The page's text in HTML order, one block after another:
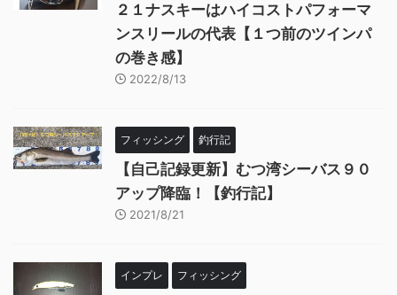
２１ナスキーはハイコストパフォーマ
ンスリールの代表【１つ前のツインパ
の巻き感】
2022/8/13
フィッシング 釣行記
【自己記録更新】むつ湾シーバス９０
アップ降臨！【釣行記】
2021/8/21
インプレ フィッシング